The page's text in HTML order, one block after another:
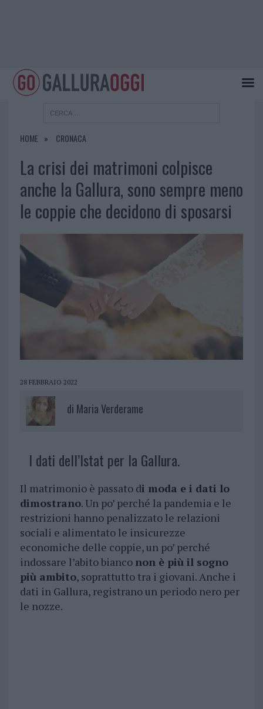
HOME CRONACA
La crisi dei matrimoni colpisce
anche la Gallura, sono sempre meno
le coppie che decidono di sposarsi
28 FEBBRAIO 2022
di Maria Verderame
I dati dell’Istat per la Gallura.
Il matrimonio è passato di moda e i dati lo
dimostrano. Un po’ perché la pandemia e le
restrizioni hanno penalizzato le relazioni
sociali e alimentato le insicurezze
economiche delle coppie, un po’ perché
indossare l’abito bianco non è più il sogno
più ambito, soprattutto tra i giovani. Anche i
dati in Gallura, registrano un periodo nero per
le nozze.